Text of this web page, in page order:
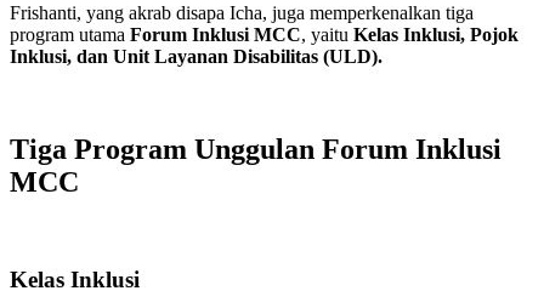
Frishanti, yang akrab disapa Icha, juga memperkenalkan tiga
program utama Forum Inklusi MCC, yaitu Kelas Inklusi, Pojok
Inklusi, dan Unit Layanan Disabilitas (ULD).
Tiga Program Unggulan Forum Inklusi
MCC
Kelas Inklusi